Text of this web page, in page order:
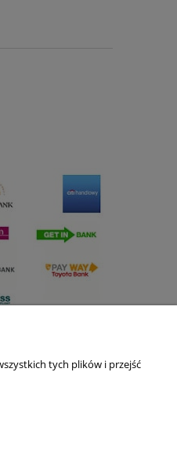
tych plików i przejść